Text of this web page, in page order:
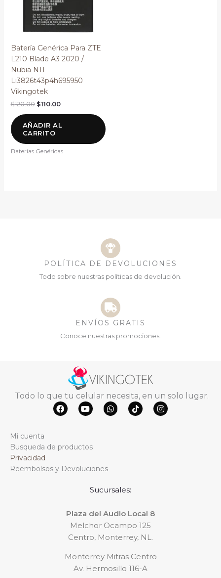
Batería Genérica Para ZTE
L210 Blade A3 2020 /
Nubia N11
Li3826t43p4h695950
Vikingotek
$120.00 $110.00
AÑADIR AL
CARRITO
Baterías Genéricas
POLÍTICA DE DEVOLUCIONES
Todo sobre nuestras políticas de devolución.
ENVÍOS GRATIS
Conoce nuestras promociones.
Todo lo que tu celular necesita, en un solo lugar.
F
a
o
o
Y
o
b
e
W
h
T
i
I
n
Mi cuenta
Busqueda de productos
Privacidad
Reembolsos y Devoluciones
Sucursales:
Plaza del Audio Local 8
Melchor Ocampo 125
Centro, Monterrey, NL.
Monterrey Mitras Centro
Av. Hermosillo 116-A